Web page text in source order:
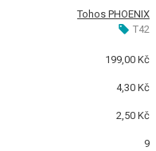
Tohos PHOENIX
T42
199,00 Kč
4,30 Kč
2,50 Kč
9